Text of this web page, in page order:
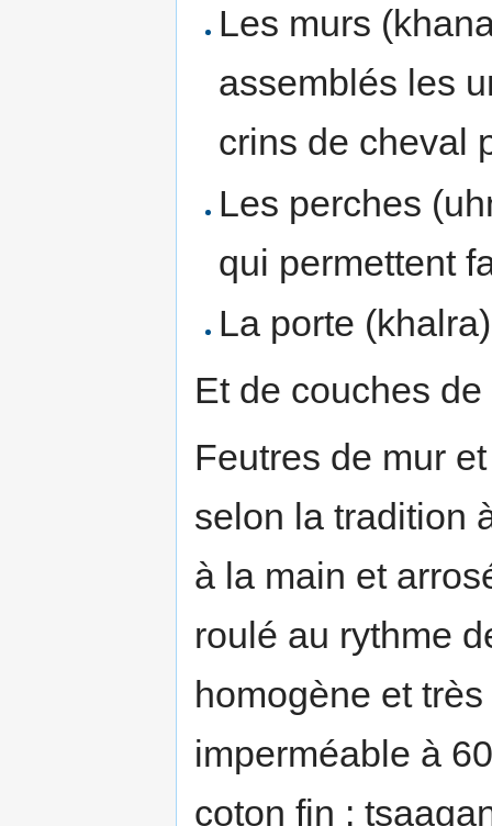
Les murs
assemblés les
crins de cheval
Les perches
qui permettent
La porte (khalra)
Et de couches
Feutres de mur
selon la tradition
à la main et
roulé au rythme
homogène et
imperméable à
coton fin :